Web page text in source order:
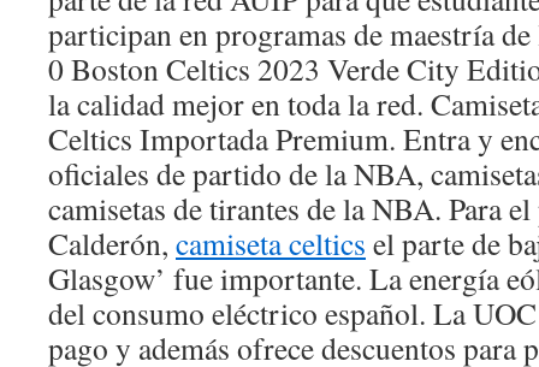
participan en programas de maestría
0 Boston Celtics 2023 Verde City
la calidad mejor en toda la red.
Celtics Importada Premium. Entra y
oficiales de partido de la NBA,
camisetas de tirantes de la NBA. Para
Calderón, camiseta celtics el parte de
Glasgow’ fue importante. La energía
del consumo eléctrico español. La
pago y además ofrece descuentos para